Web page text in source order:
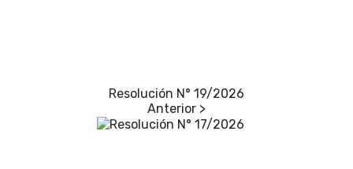
Resolución N° 19/2026